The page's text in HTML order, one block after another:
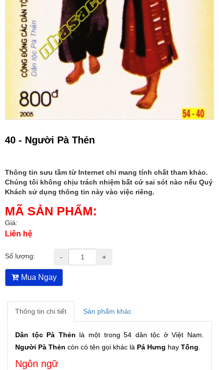
40 - Người Pà Thẻn
Thông tin sưu tầm từ Internet chỉ mang tính chất tham khảo.
Chúng tôi không chịu trách nhiệm bất cứ sai sót nào nếu Quý
Khách sử dụng thông tin này vào việc riêng.
MÃ SẢN PHẨM:
Giá:
Liên hệ
Số lượng: - +
Mua Ngay
Thông tin chi tiết Sản phẩm khác
Dân tộc Pà Thẻn là một trong 54 dân tộc ở Việt Nam.
Người Pà Thẻn còn có tên gọi khác là Pá Hưng hay Tống
Ngôn ngữ